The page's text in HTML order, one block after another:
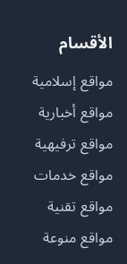
الأقسام
مواقع إسلامية
مواقع أخبارية
مواقع ترفيهية
مواقع خدمات
مواقع تقنية
مواقع منوعة